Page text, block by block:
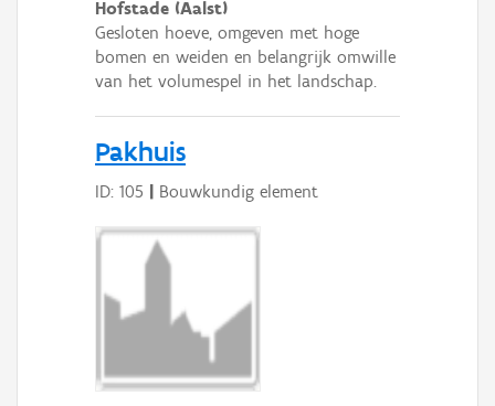
Hofstade (Aalst)
Gesloten hoeve, omgeven met hoge
bomen en weiden en belangrijk omwille
van het volumespel in het landschap.
Pakhuis
ID: 105 | Bouwkundig element